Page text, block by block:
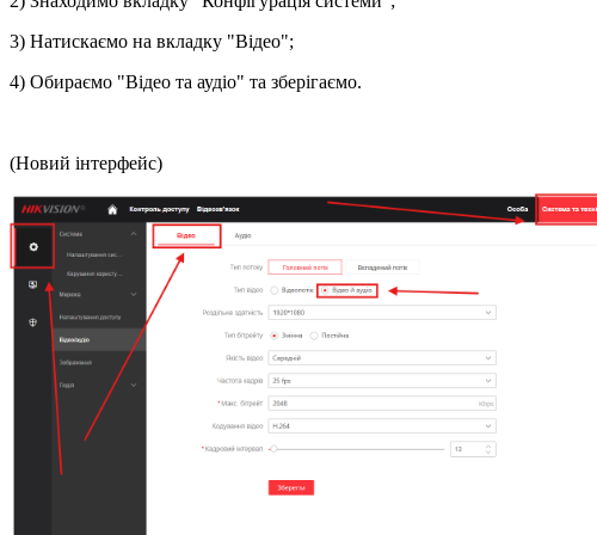
3) Натискаємо на вкладку "Відео";
4) Обираємо "Відео та аудіо" та зберігаємо.
(Новий інтерфейс)